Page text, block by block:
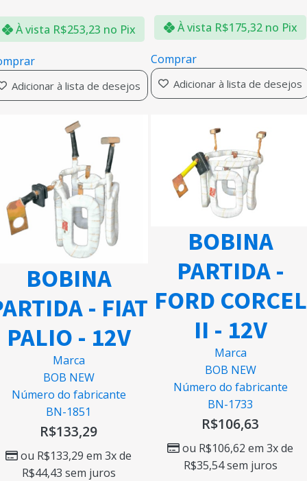
À vista R$253,23 no Pix
Adicionar à lista de desejos
À vista R$175,32 no Pix
Comprar
Adicionar à lista de desejos
BOBINA
- FIAT
PALIO - 12V
Marca
BOB NEW
Número do fabricante
BN-1851
R$133,29
ou R$133,29 em 3x de
R$44,43 sem juros
BOBINA
PARTIDA -
FORD CORCEL
II - 12V
Marca
BOB NEW
Número do fabricante
BN-1733
R$106,63
ou R$106,62 em 3x de
R$35,54sem juros